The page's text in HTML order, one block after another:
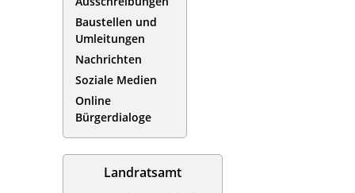
Baustellen und
Umleitungen
Nachrichten
Soziale Medien
Online
Bürgerdialoge
Landratsamt